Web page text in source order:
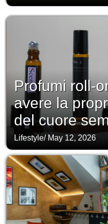
Profumi roll-
avere la
del cuore
Lifestyle/ May 12, 2026